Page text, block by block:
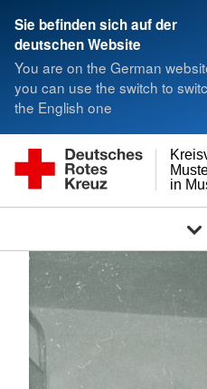
Sie befinden sich auf der
deutschen Website
You are on the German
you can use the switch to
the English one
in